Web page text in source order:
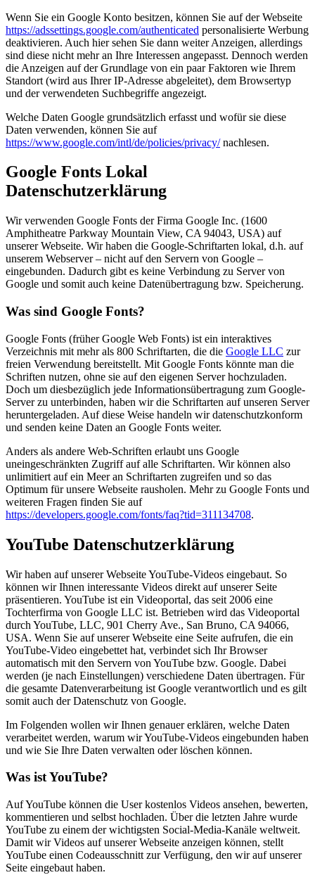
Wenn Sie ein Google Konto besitzen, können Sie auf der Webseite
https://adssettings.google.com/authenticated personalisierte Werbung
deaktivieren. Auch hier sehen Sie dann weiter Anzeigen, allerdings
sind diese nicht mehr an Ihre Interessen angepasst. Dennoch werden
die Anzeigen auf der Grundlage von ein paar Faktoren wie Ihrem
Standort (wird aus Ihrer IP-Adresse abgeleitet), dem Browsertyp
und der verwendeten Suchbegriffe angezeigt.
Welche Daten Google grundsätzlich erfasst und wofür sie diese
Daten verwenden, können Sie auf
https://www.google.com/intl/de/policies/privacy/nachlesen.
Google Fonts Lokal
Datenschutzerklärung
Wir verwenden Google Fonts der Firma Google Inc. (1600
Amphitheatre Parkway Mountain View, CA 94043, USA) auf
unserer Webseite. Wir haben die Google-Schriftarten lokal, d.h. auf
unserem Webserver – nicht auf den Servern von Google –
eingebunden. Dadurch gibt es keine Verbindung zu Server von
Google und somit auch keine Datenübertragung bzw. Speicherung.
Was sind Google Fonts?
Google Fonts (früher Google Web Fonts) ist ein interaktives
Verzeichnis mit mehr als 800 Schriftarten, die die Google LLC zur
freien Verwendung bereitstellt. Mit Google Fonts könnte man die
Schriften nutzen, ohne sie auf den eigenen Server hochzuladen.
Doch um diesbezüglich jede Informationsübertragung zum Google-
Server zu unterbinden, haben wir die Schriftarten auf unseren Server
heruntergeladen. Auf diese Weise handeln wir datenschutzkonform
und senden keine Daten an Google Fonts weiter.
Anders als andere Web-Schriften erlaubt uns Google
uneingeschränkten Zugriff auf alle Schriftarten. Wir können also
unlimitiert auf ein Meer an Schriftarten zugreifen und so das
Optimum für unsere Webseite rausholen. Mehr zu Google Fonts und
weiteren Fragen finden Sie auf
https://developers.google.com/fonts/faq?tid=311134708.
YouTube Datenschutzerklärung
Wir haben auf unserer Webseite YouTube-Videos eingebaut. So
können wir Ihnen interessante Videos direkt auf unserer Seite
präsentieren. YouTube ist ein Videoportal, das seit 2006 eine
Tochterfirma von Google LLC ist. Betrieben wird das Videoportal
durch YouTube, LLC, 901 Cherry Ave., San Bruno, CA 94066,
USA. Wenn Sie auf unserer Webseite eine Seite aufrufen, die ein
YouTube-Video eingebettet hat, verbindet sich Ihr Browser
automatisch mit den Servern von YouTube bzw. Google. Dabei
werden (je nach Einstellungen) verschiedene Daten übertragen. Für
die gesamte Datenverarbeitung ist Google verantwortlich und es gilt
somit auch der Datenschutz von Google.
Im Folgenden wollen wir Ihnen genauer erklären, welche Daten
verarbeitet werden, warum wir YouTube-Videos eingebunden haben
und wie Sie Ihre Daten verwalten oder löschen können.
Was ist YouTube?
Auf YouTube können die User kostenlos Videos ansehen, bewerten,
kommentieren und selbst hochladen. Über die letzten Jahre wurde
YouTube zu einem der wichtigsten Social-Media-Kanäle weltweit.
Damit wir Videos auf unserer Webseite anzeigen können, stellt
YouTube einen Codeausschnitt zur Verfügung, den wir auf unserer
Seite eingebaut haben.